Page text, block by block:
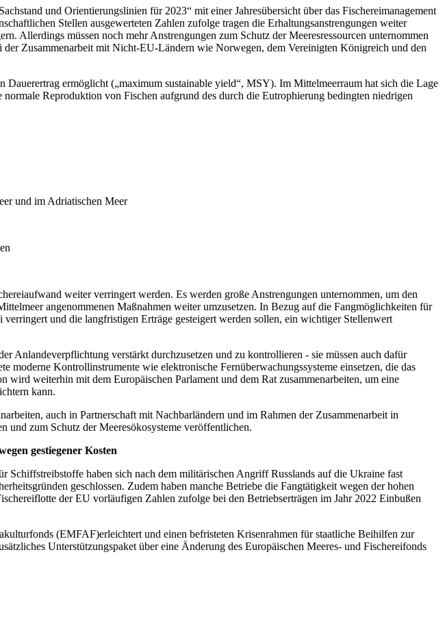
und Orientierungslinien für 2023“ mit einer Jahresübersicht über das Fischereimanagement
Stellen ausgewerteten Zahlen zufolge tragen die Erhaltungsanstrengungen weiter
Allerdings müssen noch mehr Anstrengungen zum Schutz der Meeresressourcen unternommen
Zusammenarbeit mit Nicht-EU-Ländern wie Norwegen, dem Vereinigten Königreich und den
ermöglicht („maximum sustainable yield“, MSY). Im Mittelmeerraum hat sich die Lage
Reproduktion von Fischen aufgrund des durch die Eutrophierung bedingten niedrigen
und im Adriatischen Meer
weiter verringert werden. Es werden große Anstrengungen unternommen, um den
angenommenen Maßnahmen weiter umzusetzen. In Bezug auf die Fangmöglichkeiten für
und die langfristigen Erträge gesteigert werden sollen, ein wichtiger Stellenwert
Anlandeverpflichtung verstärkt durchzusetzen und zu kontrollieren - sie müssen auch dafür
moderne Kontrollinstrumente wie elektronische Fernüberwachungssysteme einsetzen, die das
weiterhin mit dem Europäischen Parlament und dem Rat zusammenarbeiten, um eine
kann.
auch in Partnerschaft mit Nachbarländern und im Rahmen der Zusammenarbeit in
und zum Schutz der Meeresökosysteme veröffentlichen.
gestiegener Kosten
haben sich nach dem militärischen Angriff Russlands auf die Ukraine fast
geschlossen. Zudem haben manche Betriebe die Fangtätigkeit wegen der hohen
der EU vorläufigen Zahlen zufolge bei den Betriebserträgen im Jahr 2022 Einbußen
(EMFAF)erleichtert und einen befristeten Krisenrahmen für staatliche Beihilfen zur
Unterstützungspaket über eine Änderung des Europäischen Meeres- und Fischereifonds